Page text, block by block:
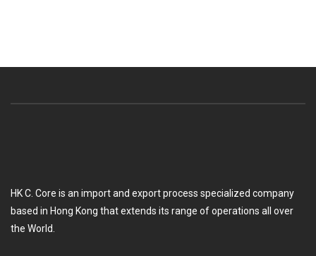
HK C. Core is an import and export process specialized company
based in Hong Kong that extends its range of operations all over
the World.